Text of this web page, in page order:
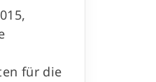
für die